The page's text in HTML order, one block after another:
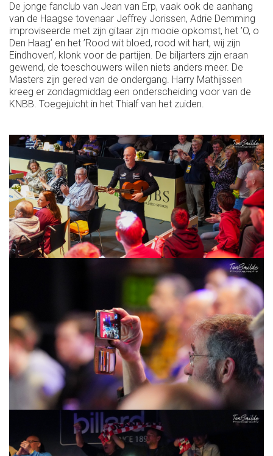
De jonge fanclub van Jean van Erp, vaak ook de aanhang
van de Haagse tovenaar Jeffrey Jorissen, Adrie Demming
improviseerde met zijn gitaar zijn mooie opkomst, het ’O, o
Den Haag’ en het ’Rood wit bloed, rood wit hart, wij zijn
Eindhoven’, klonk voor de partijen. De biljarters zijn eraan
gewend, de toeschouwers willen niets anders meer. De
Masters zijn gered van de ondergang. Harry Mathijssen
kreeg er zondagmiddag een onderscheiding voor van de
KNBB. Toegejuicht in het Thialf van het zuiden.